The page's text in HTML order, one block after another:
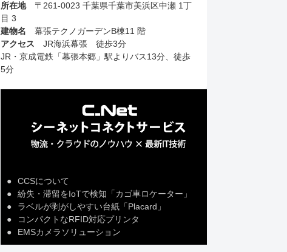
所在地〒261-0023 千葉県千葉市美浜区中瀬 1丁
目 3
建物名 幕張テクノガーデンB棟11 階
アクセス JR海浜幕張 徒歩3分
JR・京成電鉄「幕張本郷」駅よりバス13分、徒歩
5分
●
CCSについて
●
紛失・滞留をIoTで検知「カゴ車ロケーター」
●
ラベルが剥がしやすい台紙「Placard」
●
コンパクトなRFID対応プリンタ
●
EMSカメラソリューション